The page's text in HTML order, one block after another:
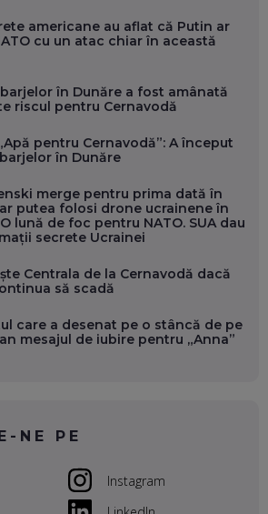
ȘI GEO!
HOLISUN: SOFTWARE DE LA CLUJ PENTRU
OCHELARI INTELIGENȚI ȘI FERME
VANCEA, CEO AL PATRIA BANK: AUTOMATIZĂM
DAR CE FACEM CÂND PICĂ BAZA DE DATE, LA
STATULUI?
(AROBS): CUM CONSTRUIEȘTI O COMPANIE
FĂRĂ SĂ PIERZI LEGĂTURA CU COMUNITATEA
LA DEZBATERILE DE PE REȚELE SOCIALE
ACOPERITE. CUM ÎNVĂȚĂM SĂ DISCUTĂM
americane au aflat că Putin ar
cu un atac chiar în această
în Dunăre a fost amânată
riscul pentru Cernavodă
pentru Cernavodă”: A început
în Dunăre
merge pentru prima dată în
ar putea folosi drone ucrainene în
lună de foc pentru NATO. SUA dau
secrete Ucrainei
Centrala de la Cernavodă dacă
să scadă
care a desenat pe o stâncă de pe
mesajul de iubire pentru „Anna”
NE PE
Instagram